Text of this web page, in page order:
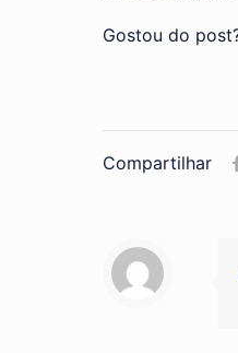
Gostou do
Compartilhar